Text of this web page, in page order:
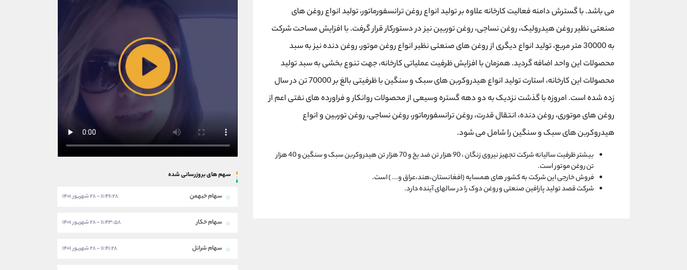
می باشد. با گسترش دامنه فعالیت کارخانه علاوه بر تولید انواع روغن ترانسفورماتور، تولید انواع روغن های
صنعتی نظیر روغن هیدرولیک، روغن نساجی، روغن توربین نیز در دستورکار قرار گرفت. با افزایش مساحت شرکت
به 30000 متر مربع، تولید انواع دیگری از روغن های صنعتی نظیر انواع روغن موتور، روغن دنده نیز به سبد
محصولات این واحد اضافه گردید. همزمان با افزایش ظرفیت عملیاتی کارخانه، جهت تنوع بخشی به سبد تولید
محصولات این کارخانه، استارت تولید انواع هیدروکربن های سبک و سنگین با ظرفیتی بالغ بر 70000 تن در سال
زده شده است. امروزه با گذشت نزدیک به دو دهه گستره وسیعی از محصولات روانکار و فراورده های نفتی اعم از
روغن های موتوری، روغن دنده، انتقال قدرت، روغن ترانسفورماتور، روغن نساجی، روغن توربین و انواع
هیدروکربن های سبک و سنگین را شامل می شود.
بیشتر ظرفیت سالیانه شرکت تجهیز نیروی زنگان ، 90 هزار تن ضد یخ و 70 هزار تن هیدروکربن سبک و سنگین و 40 هزار
تن روغن موتور است.
فروش خارجی این شرکت به کشور های همسایه (افغانستان،هند،عراق و... ) است.
شرکت قصد تولید پارافین صنعتی و روغن دوک را در سالهای آینده دارد.
سهم های بروزرسانی شده
سهام خبهمن ۱۱:۴۶:۲۸ - ۲۸ شهریور ۱۴۰۱
سهام خکار ۱۱:۴۳:۵۸ - ۲۸ شهریور ۱۴۰۱
سهام شرانل ۱۱:۴۱:۲۸ - ۲۸ شهریور ۱۴۰۱